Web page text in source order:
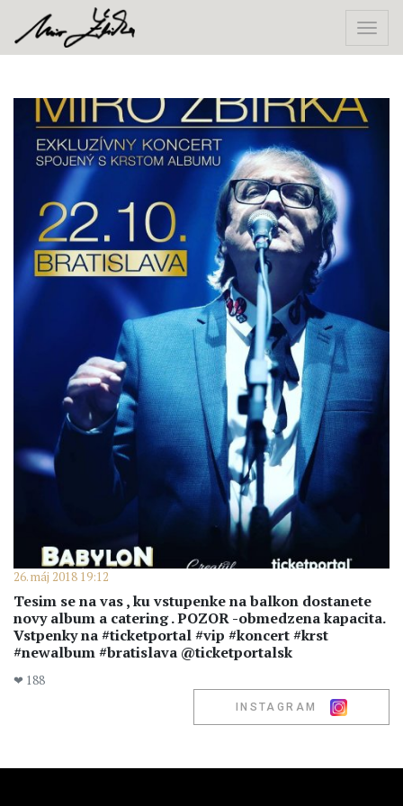
26. máj 2018 19:12
Tesim se na vas , ku vstupenke na balkon dostanete
novy album a catering . POZOR -obmedzena kapacita.
Vstpenky na #ticketportal #vip #koncert #krst
#newalbum #bratislava @ticketportalsk
❤ 188
INSTAGRAM